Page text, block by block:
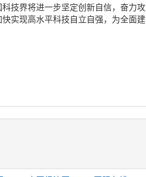
技界将进一步坚定创新自信，奋力攻
实现高水平科技自立自强，为全面建